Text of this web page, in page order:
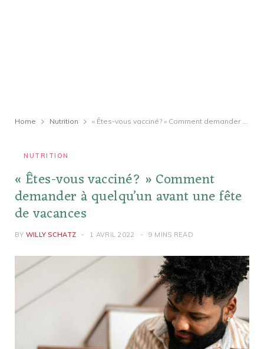
Home Nutrition « Êtes-vous vacciné? » Comment demander à quelqu’un avant une fête de vacances
NUTRITION
« Êtes-vous vacciné? » Comment
demander à quelqu’un avant une fête
de vacances
BY WILLY SCHATZ 1 AVRIL 2022 9 MINS READ